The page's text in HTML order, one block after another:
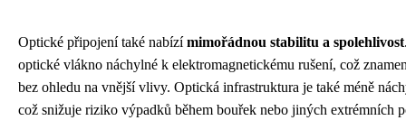
Optické připojení také nabízí mimořádnou stabilitu a spolehlivost
optické vlákno náchylné k elektromagnetickému rušení, což
bez ohledu na vnější vlivy. Optická infrastruktura je také méně
což snižuje riziko výpadků během bouřek nebo jiných extrémních